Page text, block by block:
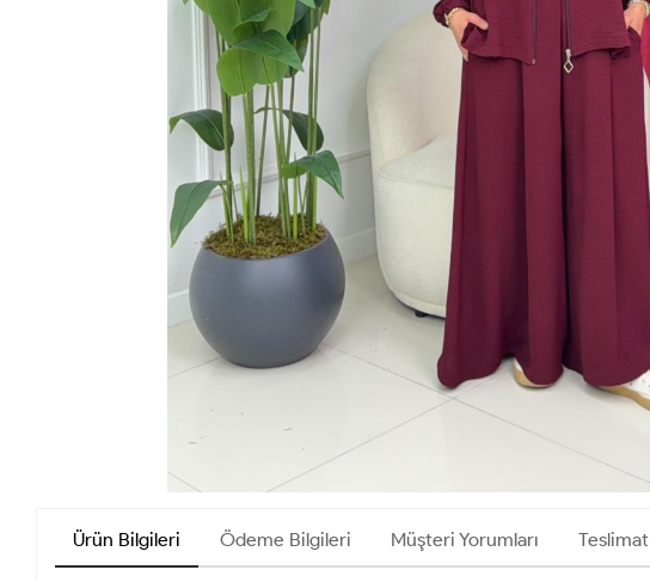
Ürün Bilgileri Ödeme Bilgileri Müşteri Yorumları